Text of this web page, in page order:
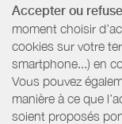
Accepter ou
moment choisir
cookies sur votre
smartphone...) en
Vous pouvez
manière à ce que
soient proposés